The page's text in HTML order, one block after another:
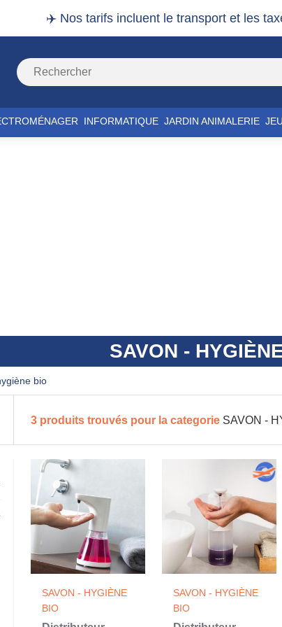
✈️ Nos tarifs incluent le transport et les
INFORMATIQUE JARDIN ANIMALERIE
SAVON -
bio
3 produits trouvés pour la categorie SAVON -
SAVON - HYGIÈNE
BIO
SAVON - HYGIÈNE
BIO